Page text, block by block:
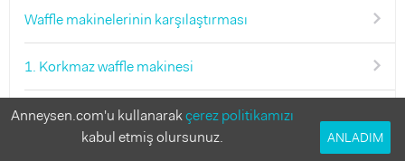
Waffle makinelerinin karşılaştırması
1. Korkmaz waffle makinesi
2. Fakir waffle makinesi
Anneysen.com'u kullanarakçerez politikamızı
kabul etmiş olursunuz.
ANLADIM